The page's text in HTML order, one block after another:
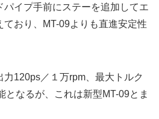
パイプ手前にステーを追加してエ
ており、MT-09よりも直進安定性
120ps／１万rpm、最大トルク
となるが、これは新型MT-09とま